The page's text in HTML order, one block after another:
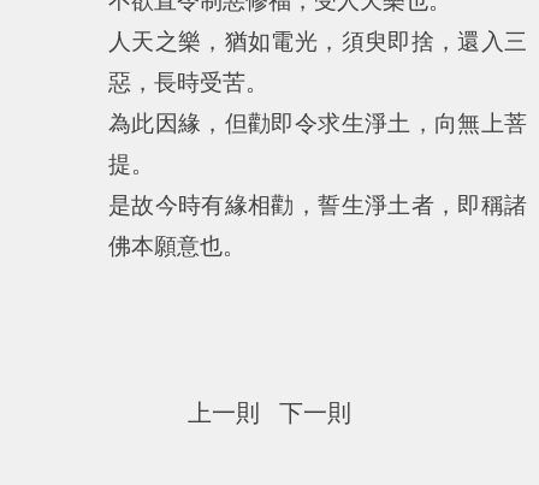
人天之樂，猶如電光，須臾即捨，還入三
惡，長時受苦。
為此因緣，但勸即令求生淨土，向無上菩
提。
是故今時有緣相勸，誓生淨土者，即稱諸
佛本願意也。
上一則 下一則